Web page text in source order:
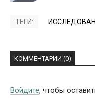
ТЕГИ:
КОММЕНТАРИИ (0)
Войдите, чтобы